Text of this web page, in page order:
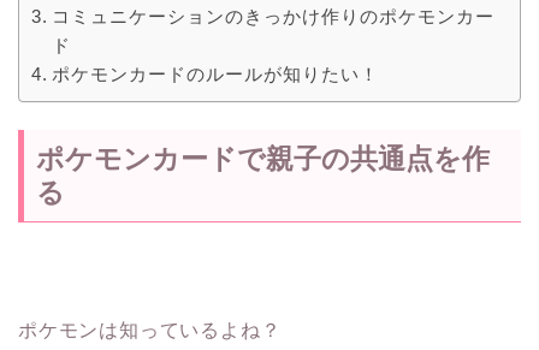
コミュニケーションのきっかけ作りのポケモンカー
ド
ポケモンカードのルールが知りたい！
ポケモンカードで親子の共通点を作
る
ポケモンは知っているよね？